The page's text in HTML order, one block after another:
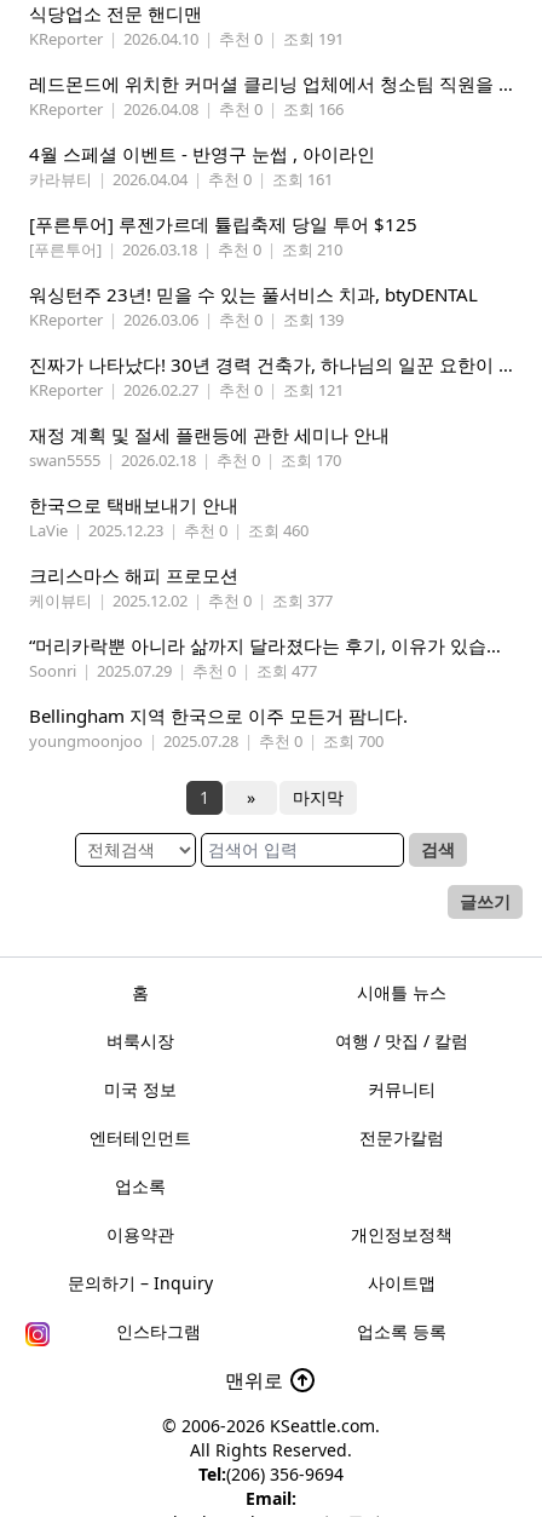
식당업소 전문 핸디맨
KReporter | 2026.04.10 | 추천 0 | 조회 191
레드몬드에 위치한 커머셜 클리닝 업체에서 청소팀 직원을 모집합니다.
KReporter | 2026.04.08 | 추천 0 | 조회 166
4월 스페셜 이벤트 - 반영구 눈썹 , 아이라인
카라뷰티 | 2026.04.04 | 추천 0 | 조회 161
[푸른투어] 루젠가르데 튤립축제 당일 투어 $125
[푸른투어] | 2026.03.18 | 추천 0 | 조회 210
워싱턴주 23년! 믿을 수 있는 풀서비스 치과, btyDENTAL
KReporter | 2026.03.06 | 추천 0 | 조회 139
진짜가 나타났다! 30년 경력 건축가, 하나님의 일꾼 요한이 책임 시공합니다.
KReporter | 2026.02.27 | 추천 0 | 조회 121
재정 계획 및 절세 플랜등에 관한 세미나 안내
swan5555 | 2026.02.18 | 추천 0 | 조회 170
한국으로 택배보내기 안내
LaVie | 2025.12.23 | 추천 0 | 조회 460
크리스마스 해피 프로모션
케이뷰티 | 2025.12.02 | 추천 0 | 조회 377
“머리카락뿐 아니라 삶까지 달라졌다는 후기, 이유가 있습니다
Soonri | 2025.07.29 | 추천 0 | 조회 477
Bellingham 지역 한국으로 이주 모든거 팜니다.
youngmoonjoo | 2025.07.28 | 추천 0 | 조회 700
1 » 마지막
검색
글쓰기
홈 시애틀 뉴스
벼룩시장 여행 / 맛집 / 칼럼
미국 정보 커뮤니티
엔터테인먼트 전문가칼럼
업소록
이용약관 개인정보정책
문의하기 – Inquiry 사이트맵
인스타그램 업소록 등록
맨위로
© 2006-2026 KSeattle.com.
All Rights Reserved.
Tel:(206) 356-9694
Email: